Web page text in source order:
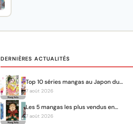
DERNIÈRES ACTUALITÉS
Top 10 séries mangas au Japon du…
7 août 2026
Les 5 mangas les plus vendus en…
7 août 2026